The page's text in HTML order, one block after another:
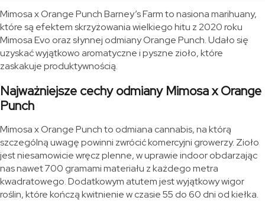
Mimosa x Orange Punch Barney’s Farm to nasiona marihuany,
które są efektem skrzyżowania wielkiego hitu z 2020 roku
Mimosa Evo oraz słynnej odmiany Orange Punch. Udało się
uzyskać wyjątkowo aromatyczne i pyszne zioło, które
zaskakuje produktywnością.
Najważniejsze cechy odmiany Mimosa x Orange
Punch
Mimosa x Orange Punch to odmiana cannabis, na którą
szczególną uwagę powinni zwrócić komercyjni growerzy. Zioło
jest niesamowicie wręcz plenne, w uprawie indoor obdarzając
nas nawet 700 gramami materiału z każdego metra
kwadratowego. Dodatkowym atutem jest wyjątkowy wigor
roślin, które kończą kwitnienie w czasie 55 do 60 dni od kiełka.